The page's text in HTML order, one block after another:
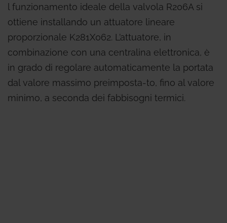
l funzionamento ideale della valvola R206A si
ottiene installando un attuatore lineare
proporzionale K281X062. L’attuatore, in
combinazione con una centralina elettronica, è
in grado di regolare automaticamente la portata
dal valore massimo preimposta-to, fino al valore
minimo, a seconda dei fabbisogni termici.